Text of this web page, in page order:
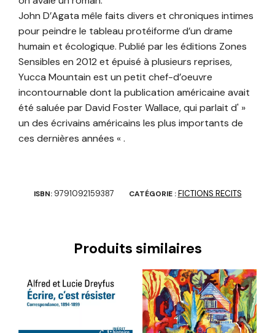
John D’Agata mêle faits divers et chroniques intimes
pour peindre le tableau protéiforme d’un drame
humain et écologique. Publié par les éditions Zones
Sensibles en 2012 et épuisé à plusieurs reprises,
Yucca Mountain est un petit chef-d’oeuvre
incontournable dont la publication américaine avait
été saluée par David Foster Wallace, qui parlait d' »
un des écrivains américains les plus importants de
ces dernières années « .
ISBN: 9791092159387 CATÉGORIE :FICTIONS RECITS
Produits similaires